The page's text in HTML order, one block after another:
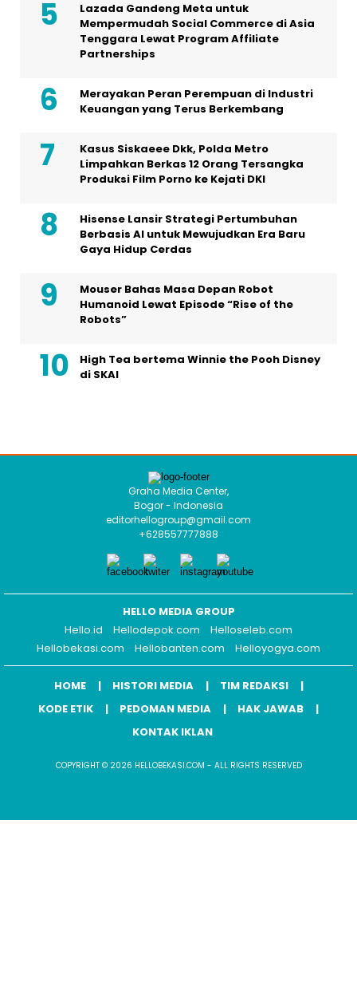
Lazada Gandeng Meta untuk
Mempermudah Social Commerce di Asia
Tenggara Lewat Program Affiliate
Partnerships
Merayakan Peran Perempuan di Industri
Keuangan yang Terus Berkembang
Kasus Siskaeee Dkk, Polda Metro
Limpahkan Berkas 12 Orang Tersangka
Produksi Film Porno ke Kejati DKI
Hisense Lansir Strategi Pertumbuhan
Berbasis AI untuk Mewujudkan Era Baru
Gaya Hidup Cerdas
Mouser Bahas Masa Depan Robot
Humanoid Lewat Episode “Rise of the
Robots”
High Tea bertema Winnie the Pooh Disney
di SKAI
Graha Media Center,
Bogor - Indonesia
editorhellogroup@gmail.com
+628557777888
HELLO MEDIA GROUP
Hello.id
Hellodepok.com
Helloseleb.com
Hellobekasi.com
Hellobanten.com Helloyogya.com
HOME HISTORI MEDIA
TIM REDAKSI
KODE ETIK
PEDOMAN MEDIA
HAK JAWAB
KONTAK IKLAN
COPYRIGHT © 2026 HELLOBEKASI.COM - ALL RIGHTS RESERVED